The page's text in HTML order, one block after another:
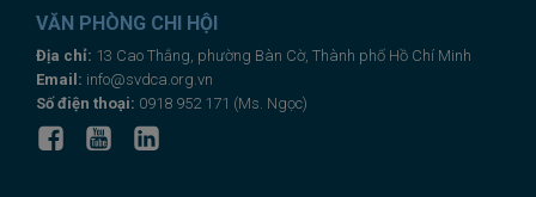
VĂN PHÒNG CHI HỘI
Địa chỉ: 13 Cao Thắng, phường Bàn Cờ, Thành phố Hồ Chí Minh
Email: info@svdca.org.vn
Số điện thoại: 0918 952 171 (Ms. Ngọc)